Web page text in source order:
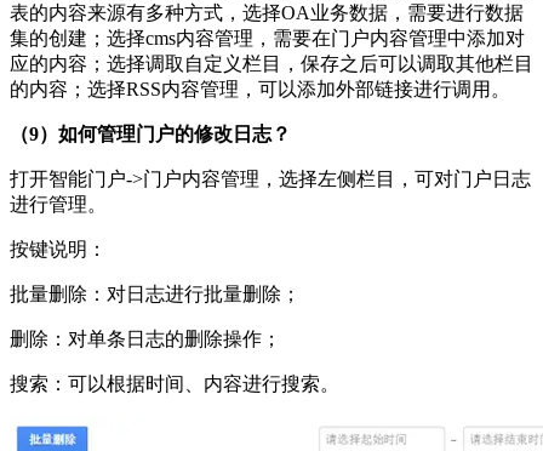
表的内容来源有多种方式，选择OA业务数据，需要进行数据
集的创建；选择cms内容管理，需要在门户内容管理中添加对
应的内容；选择调取自定义栏目，保存之后可以调取其他栏目
的内容；选择RSS内容管理，可以添加外部链接进行调用。
（9）如何管理门户的修改日志？
打开智能门户->门户内容管理，选择左侧栏目，可对门户日志
进行管理。
按键说明：
批量删除：对日志进行批量删除；
删除：对单条日志的删除操作；
搜索：可以根据时间、内容进行搜索。